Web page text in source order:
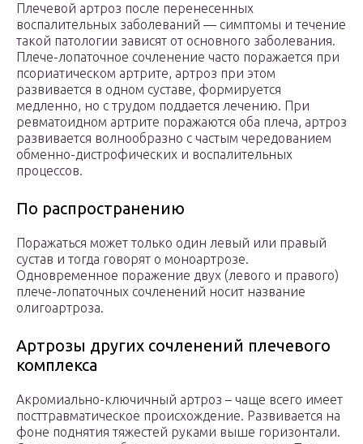
Плечевой артроз после перенесенных
воспалительных заболеваний — симптомы и течение
такой патологии зависят от основного заболевания.
Плече-лопаточное сочленение часто поражается при
псориатическом артрите, артроз при этом
развивается в одном суставе, формируется
медленно, но с трудом поддается лечению. При
ревматоидном артрите поражаются оба плеча, артроз
развивается волнообразно с частым чередованием
обменно-дистрофических и воспалительных
процессов.
По распространению
Поражаться может только один левый или правый
сустав и тогда говорят о моноартрозе.
Одновременное поражение двух (левого и правого)
плече-лопаточных сочленений носит название
олигоартроза.
Артрозы других сочленений плечевого
комплекса
Акромиально-ключичный артроз – чаще всего имеет
посттравматическое происхождение. Развивается на
фоне поднятия тяжестей руками выше горизонтали.